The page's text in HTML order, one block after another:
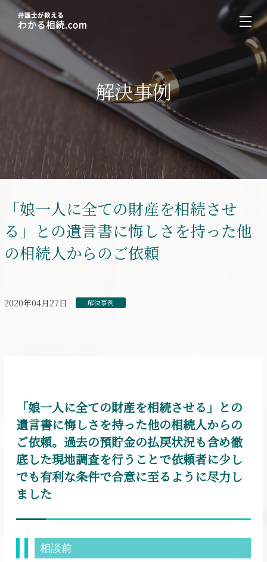
解決事例
「娘一人に全ての財産を相続させ
る」との遺言書に悔しさを持った他
の相続人からのご依頼
2020年04月27日 解決事例
「娘一人に全ての財産を相続させる」との
遺言書に悔しさを持った他の相続人からの
ご依頼。過去の預貯金の払戻状況も含め徹
底した現地調査を行うことで依頼者に少し
でも有利な条件で合意に至るように尽力し
ました
相談前